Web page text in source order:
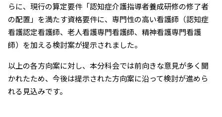
らに、現行の算定要件「認知症介護指導者養成研修の修了者
の配置」を満たす資格要件に、専門性の高い看護師（認知症
看護認定看護師、老人看護専門看護師、精神看護専門看護
師）を加える検討案が提示されました。
以上の各方向案に対し、本分科会では前向きな意見が多く聞
かれたため、今後は提示された方向案に沿って検討が進めら
れる見込みです。